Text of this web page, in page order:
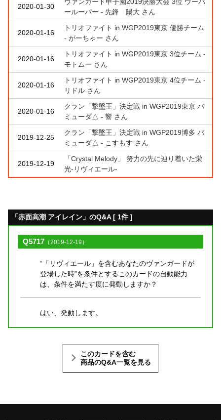
2020-01-30
ールーパー - 先鋒 陽大 さん
2020-01-16
トリオファイト in WGP2019東京 優勝チーム
- がーちゃー さん
2020-01-16
トリオファイト in WGP2019東京 3位チーム -
モトムー さん
2020-01-16
トリオファイト in WGP2019東京 4位チーム -
リドル さん
2020-01-16
クラン「撃墜王」決定戦 in WGP2019東京 バ
ミューダ△ - 響 さん
2019-12-25
クラン「撃墜王」決定戦 in WGP2019博多 バ
ミューダ△ - こすもす さん
2019-12-19
「Crystal Melody」 努力の先に辿り着いた栄
光-リヴィエール-
「赤面高潮 アイレイン」のQ&A [ 1件 ]
Q5717 （2019-12-19）
“「リヴィエール」を含むあなたのヴァンガードが
登場した時”を条件とするこのカードの自動能力
は、条件を満たす度に発動しますか？
はい、発動します。
このカードを含む
商品のQ&A一覧を見る